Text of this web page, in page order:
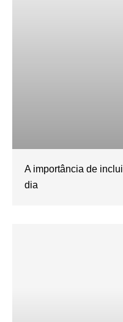
A importância de
dia